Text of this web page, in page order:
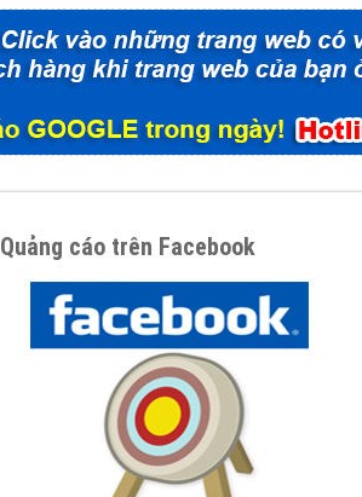
Quảng cáo trên Facebook